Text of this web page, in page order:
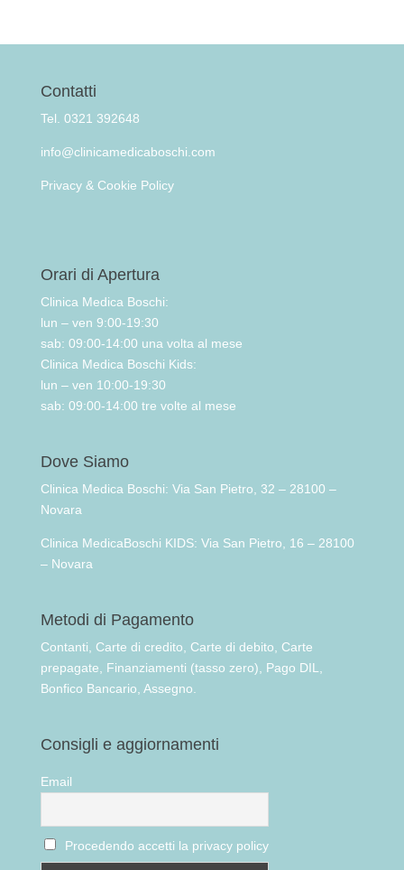
Contatti
Tel. 0321 392648
info@clinicamedicaboschi.com
Privacy & Cookie Policy
Orari di Apertura
Clinica Medica Boschi:
lun – ven 9:00-19:30
sab: 09:00-14:00 una volta al mese
Clinica Medica Boschi Kids:
lun – ven 10:00-19:30
sab: 09:00-14:00 tre volte al mese
Dove Siamo
Clinica Medica Boschi: Via San Pietro, 32 – 28100 –
Novara
Clinica MedicaBoschi KIDS: Via San Pietro, 16 – 28100
– Novara
Metodi di Pagamento
Contanti, Carte di credito, Carte di debito, Carte
prepagate, Finanziamenti (tasso zero), Pago DIL,
Bonfico Bancario, Assegno.
Consigli e aggiornamenti
Email
Procedendo accetti la privacy policy